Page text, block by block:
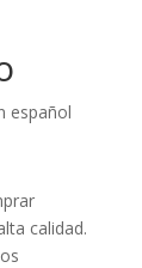
español
calidad.